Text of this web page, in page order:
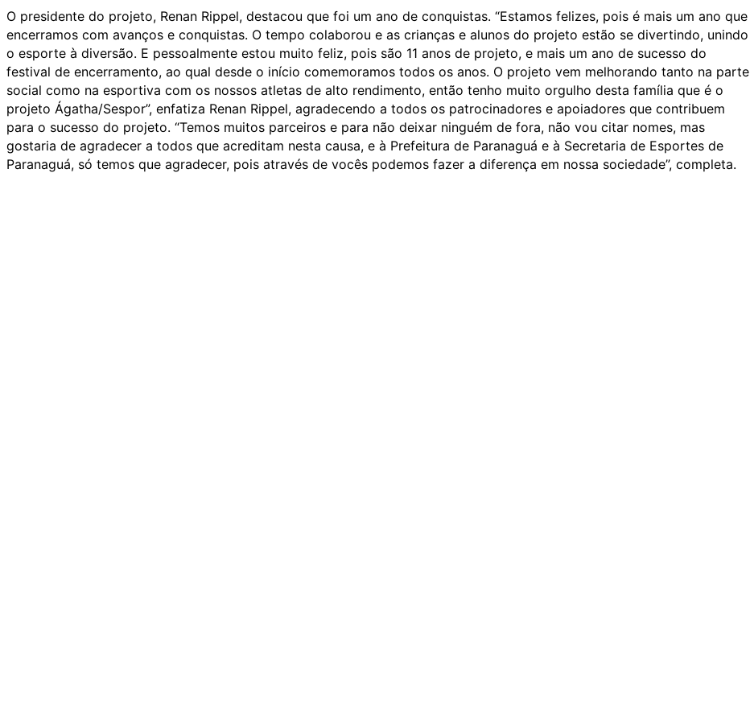
O presidente do projeto, Renan Rippel, destacou que foi um ano de conquistas. “Estamos felizes, pois é mais um ano que
encerramos com avanços e conquistas. O tempo colaborou e as crianças e alunos do projeto estão se divertindo, unindo
o esporte à diversão. E pessoalmente estou muito feliz, pois são 11 anos de projeto, e mais um ano de sucesso do
festival de encerramento, ao qual desde o início comemoramos todos os anos. O projeto vem melhorando tanto na parte
social como na esportiva com os nossos atletas de alto rendimento, então tenho muito orgulho desta família que é o
projeto Ágatha/Sespor”, enfatiza Renan Rippel, agradecendo a todos os patrocinadores e apoiadores que contribuem
para o sucesso do projeto. “Temos muitos parceiros e para não deixar ninguém de fora, não vou citar nomes, mas
gostaria de agradecer a todos que acreditam nesta causa, e à Prefeitura de Paranaguá e à Secretaria de Esportes de
Paranaguá, só temos que agradecer, pois através de vocês podemos fazer a diferença em nossa sociedade”, completa.